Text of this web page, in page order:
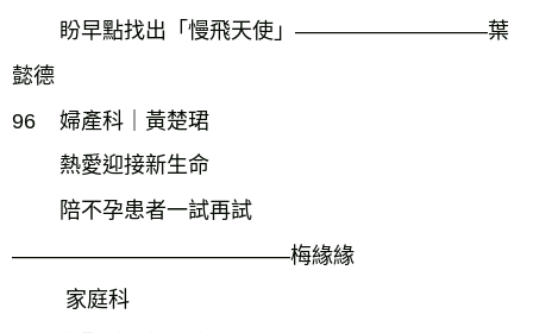
盼早點找出「慢飛天使」―――――――――葉
懿德
96
婦產科｜黃楚珺
熱愛迎接新生命
陪不孕患者一試再試
―――――――――――――梅緣緣
家庭科